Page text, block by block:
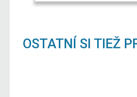
OSTATNÍ SI TIEŽ